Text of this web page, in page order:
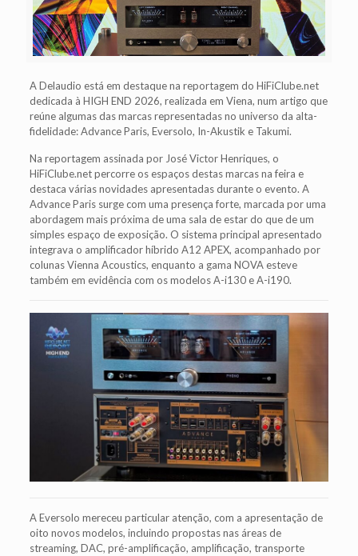
A Delaudio está em destaque na reportagem do HiFiClube.net
dedicada à HIGH END 2026, realizada em Viena, num artigo que
reúne algumas das marcas representadas no universo da alta-
fidelidade: Advance Paris, Eversolo, In-Akustik e Takumi.
Na reportagem assinada por José Victor Henriques, o
HiFiClube.net percorre os espaços destas marcas na feira e
destaca várias novidades apresentadas durante o evento. A
Advance Paris surge com uma presença forte, marcada por uma
abordagem mais próxima de uma sala de estar do que de um
simples espaço de exposição. O sistema principal apresentado
integrava o amplificador híbrido A12 APEX, acompanhado por
colunas Vienna Acoustics, enquanto a gama NOVA esteve
também em evidência com os modelos A-i130 e A-i190.
A Eversolo mereceu particular atenção, com a apresentação de
oito novos modelos, incluindo propostas nas áreas de
streaming, DAC, pré-amplificação, amplificação, transporte